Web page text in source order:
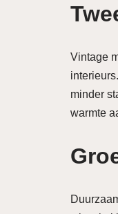
Vintage
minder
warmte